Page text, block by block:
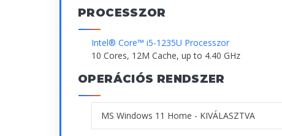
PROCESSZOR
Intel® Core™ i5-1235U Processzor
10 Cores, 12M Cache, up to 4.40 GHz
OPERÁCIÓS RENDSZER